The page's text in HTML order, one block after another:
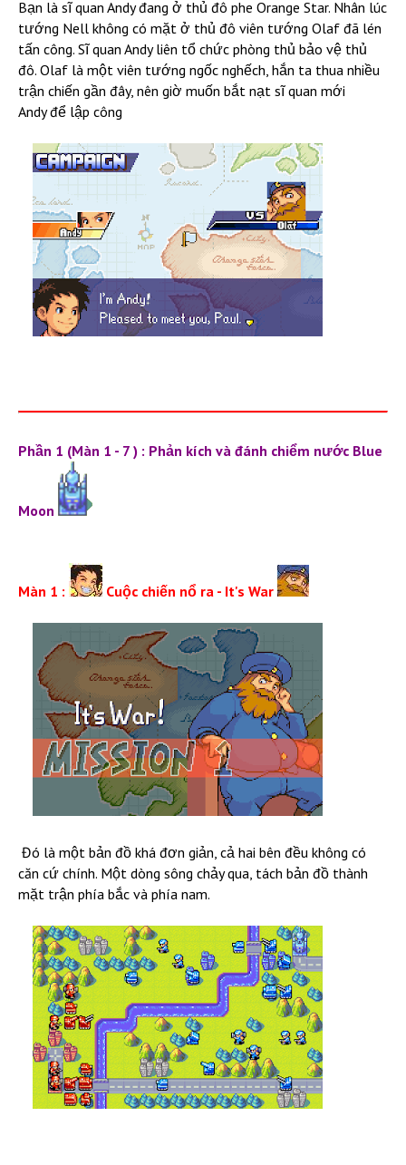
Bạn là sĩ quan Andy đang ở thủ đô phe Orange Star. Nhân lúc
tướng Nell không có mặt ở thủ đô viên tướng Olaf đã lén
tấn công. Sĩ quan Andy liên tổ chức phòng thủ bảo vệ thủ
đô. Olaf là một viên tướng ngốc nghếch, hắn ta thua nhiều
trận chiến gần đây, nên giờ muốn bắt nạt sĩ quan mới
Andy để lập công
Phần 1 (Màn 1 - 7 ) : Phản kích và đánh chiểm nước Blue
Moon
Màn 1 : Cuộc chiến nổ ra - It's War
Đó là một bản đồ khá đơn giản, cả hai bên đều không có
căn cứ chính. Một dòng sông chảy qua, tách bản đồ thành
mặt trận phía bắc và phía nam.